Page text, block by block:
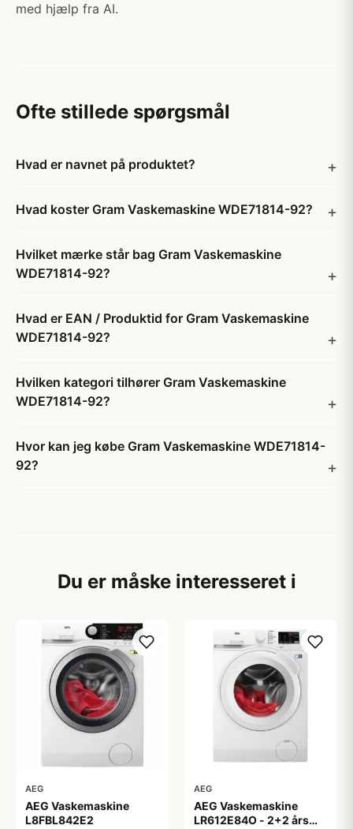
med hjælp fra AI.
Ofte stillede spørgsmål
Hvad er navnet på produktet?
Hvad koster Gram Vaskemaskine WDE71814-92?
Hvilket mærke står bag Gram Vaskemaskine
WDE71814-92?
Hvad er EAN / Produktid for Gram Vaskemaskine
WDE71814-92?
Hvilken kategori tilhører Gram Vaskemaskine
WDE71814-92?
Hvor kan jeg købe Gram Vaskemaskine WDE71814-
92?
Du er måske interesseret i
AEG
AEG Vaskemaskine
L8FBL842E2
AEG
AEG Vaskemaskine
LR612E84O - 2+2 års